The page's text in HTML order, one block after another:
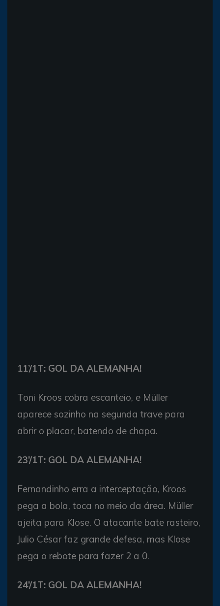
11’/1T: GOL DA ALEMANHA!
Toni Kroos cobra escanteio, e Müller
aparece sozinho na segunda trave para
abrir o placar, batendo de chapa.
23’/1T: GOL DA ALEMANHA!
Fernandinho erra a interceptação, Kroos
pega a bola, toca no meio da área. Müller
ajeita para Klose. O atacante bate rasteiro,
Julio César faz grande defesa, mas Klose
pega o rebote para fazer 2 a 0.
24’/1T: GOL DA ALEMANHA!